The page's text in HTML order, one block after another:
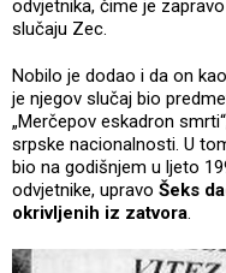
odvjetnika, čime je
slučaju Zec.
Nobilo je dodao i da on
je njegov slučaj bio
„Merčepov eskadron
srpske nacionalnosti. U
bio na godišnjem u ljeto
odvjetnike, upravo Šeks
okrivljenih iz zatvora.